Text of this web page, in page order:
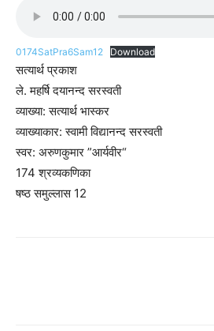
0174SatPra6Sam12 Download
सत्यार्थ प्रकाश
ले. महर्षि दयानन्द सरस्वती
व्याख्या: सत्यार्थ भास्कर
व्याख्याकार: स्वामी विद्यानन्द सरस्वती
स्वर: अरुणकुमार ”आर्यवीर“
174 श्रव्यकणिका
षष्ठ समुल्लास 12